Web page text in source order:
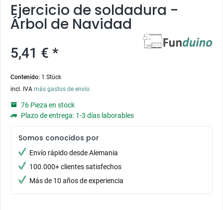
Ejercicio de soldadura -
Árbol de Navidad
5,41 € *
Contenido: 1 Stück
incl. IVA más gastos de envío
76 Pieza en stock
Plazo de entrega: 1-3 días laborables
Somos conocidos por
Envío rápido desde Alemania
100.000+ clientes satisfechos
Más de 10 años de experiencia